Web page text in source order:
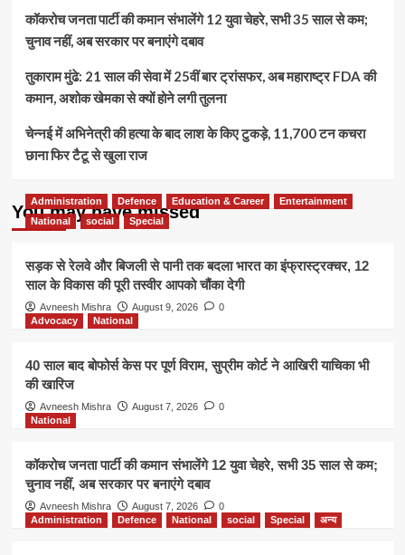
कॉकरोच जनता पार्टी की कमान संभालेंगे 12 युवा चेहरे, सभी 35 साल से कम;
चुनाव नहीं, अब सरकार पर बनाएंगे दबाव
तुकाराम मुंढे: 21 साल की सेवा में 25वीं बार ट्रांसफर, अब महाराष्ट्र FDA की
कमान, अशोक खेमका से क्यों होने लगी तुलना
चेन्नई में अभिनेत्री की हत्या के बाद लाश के किए टुकड़े, 11,700 टन कचरा
छाना फिर टैटू से खुला राज
You may have missed
Administration Defence Education & Career
Entertainment
National
social Special
सड़क से रेलवे और बिजली से पानी तक बदला भारत का इंफ्रास्ट्रक्चर, 12
साल के विकास की पूरी तस्वीर आपको चौंका देगी
Avneesh Mishra August 9, 2026
0
Advocacy
National
40 साल बाद बोफोर्स केस पर पूर्ण विराम, सुप्रीम कोर्ट ने आखिरी याचिका भी
की खारिज
Avneesh Mishra August 7, 2026
0
National
कॉकरोच जनता पार्टी की कमान संभालेंगे 12 युवा चेहरे, सभी 35 साल से कम;
चुनाव नहीं, अब सरकार पर बनाएंगे दबाव
Avneesh Mishra August 7, 2026
0
Administration
Defence National social Special अन्य